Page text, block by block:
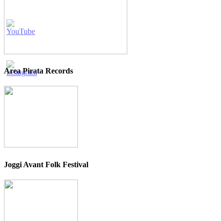
Area Pirata Records
Joggi Avant Folk Festival